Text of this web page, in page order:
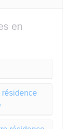
en
résidence